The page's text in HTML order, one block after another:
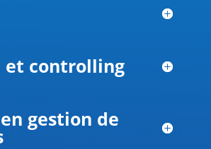
et controlling
gestion de